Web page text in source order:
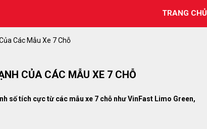
TRANG CHỦ
Các Mẫu Xe 7 Chỗ
CỦA CÁC MẪU XE 7 CHỖ
số tích cực từ các mẫu xe 7 chỗ như VinFast Limo Green,